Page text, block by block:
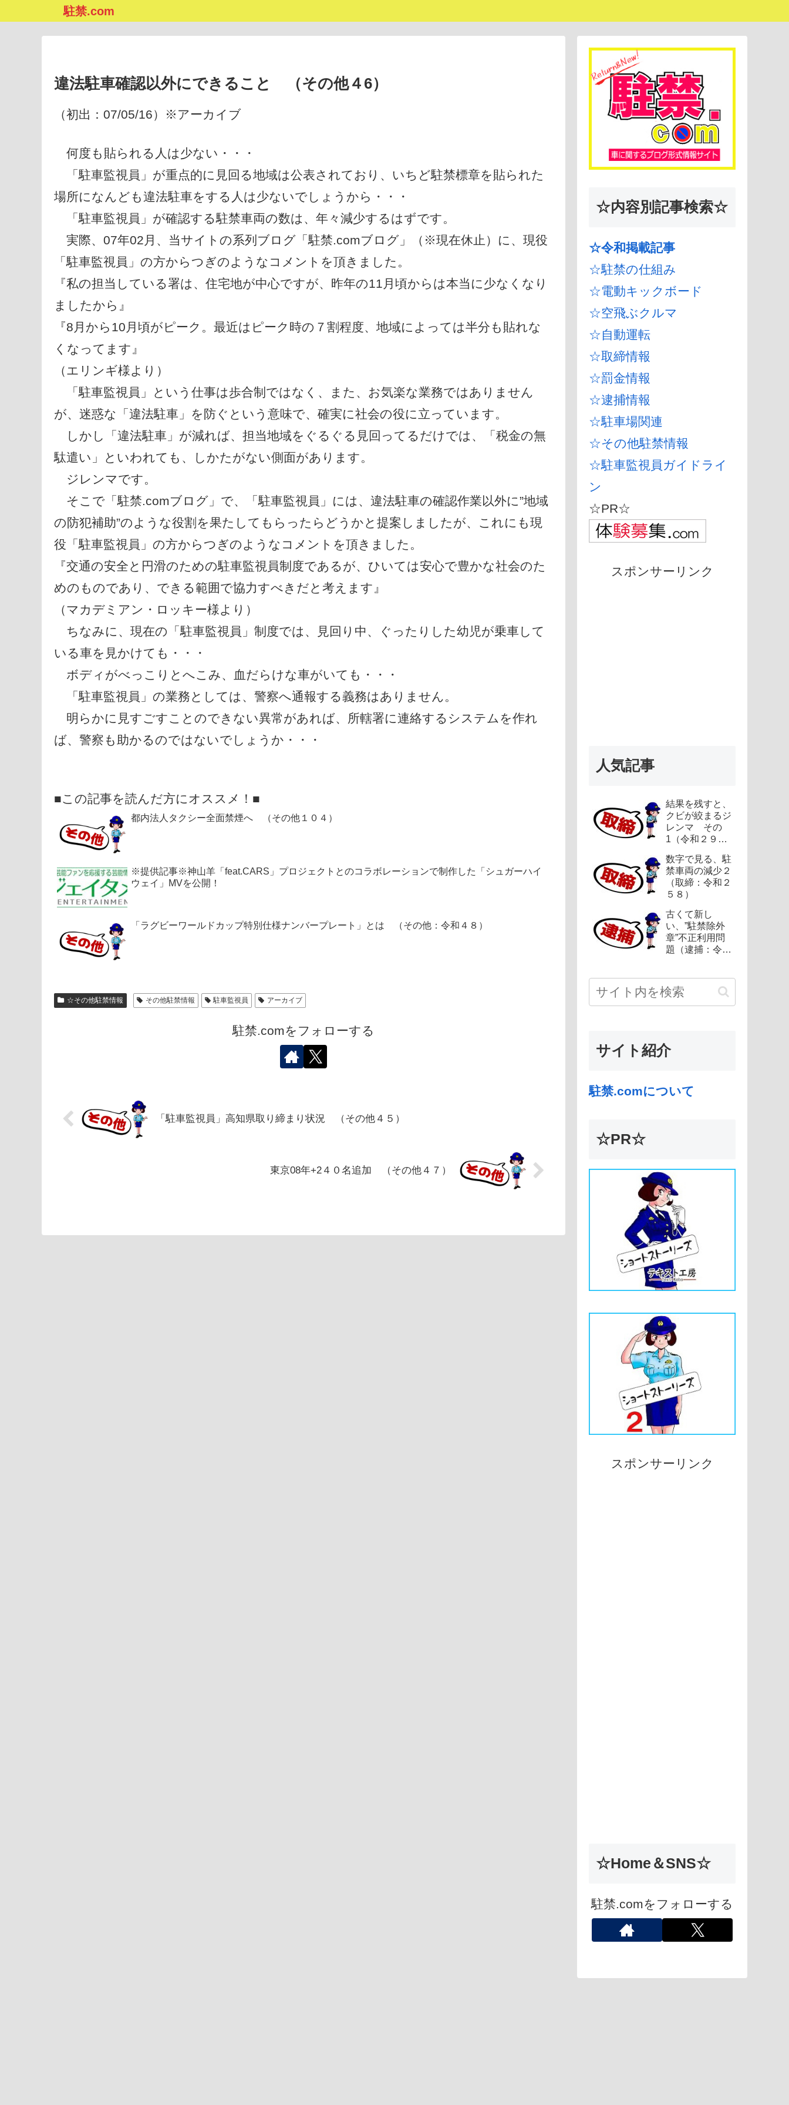
駐禁.com
違法駐車確認以外にできること （その他４6）
（初出：07/05/16）※アーカイブ
何度も貼られる人は少ない・・・
「駐車監視員」が重点的に見回る地域は公表されており、いちど駐禁標章を貼られた
場所になんども違法駐車をする人は少ないでしょうから・・・
「駐車監視員」が確認する駐禁車両の数は、年々減少するはずです。
実際、07年02月、当サイトの系列ブログ「駐禁.comブログ」（※現在休止）に、現役
「駐車監視員」の方からつぎのようなコメントを頂きました。
『私の担当している署は、住宅地が中心ですが、昨年の11月頃からは本当に少なくなり
ましたから』
『8月から10月頃がピーク。最近はピーク時の７割程度、地域によっては半分も貼れな
くなってます』
（エリンギ様より）
「駐車監視員」という仕事は歩合制ではなく、また、お気楽な業務ではありません
が、迷惑な「違法駐車」を防ぐという意味で、確実に社会の役に立っています。
しかし「違法駐車」が減れば、担当地域をぐるぐる見回ってるだけでは、「税金の無
駄遣い」といわれても、しかたがない側面があります。
ジレンマです。
そこで「駐禁.comブログ」で、「駐車監視員」には、違法駐車の確認作業以外に”地域
の防犯補助”のような役割を果たしてもらったらどうかと提案しましたが、これにも現
役「駐車監視員」の方からつぎのようなコメントを頂きました。
『交通の安全と円滑のための駐車監視員制度であるが、ひいては安心で豊かな社会のた
めのものであり、できる範囲で協力すべきだと考えます』
（マカデミアン・ロッキー様より）
ちなみに、現在の「駐車監視員」制度では、見回り中、ぐったりした幼児が乗車して
いる車を見かけても・・・
ボディがべっこりとへこみ、血だらけな車がいても・・・
「駐車監視員」の業務としては、警察へ通報する義務はありません。
明らかに見すごすことのできない異常があれば、所轄署に連絡するシステムを作れ
ば、警察も助かるのではないでしょうか・・・
■この記事を読んだ方にオススメ！■
都内法人タクシー全面禁煙へ （その他１０４）
※提供記事※神山羊「feat.CARS」プロジェクトとのコラボレーションで制作した「シュガーハイ
ウェイ」MVを公開！
「ラグビーワールドカップ特別仕様ナンバープレート」とは （その他：令和４８）
☆その他駐禁情報 その他駐禁情報 駐車監視員 アーカイブ
駐禁.comをフォローする
「駐車監視員」高知県取り締まり状況 （その他４５）
東京08年+2４０名追加 （その他４７）
☆内容別記事検索☆
☆令和掲載記事
☆駐禁の仕組み
☆電動キックボード
☆空飛ぶクルマ
☆自動運転
☆取締情報
☆罰金情報
☆逮捕情報
☆駐車場関連
☆その他駐禁情報
☆駐車監視員ガイドライ
ン
☆PR☆
スポンサーリンク
人気記事
結果を残すと、
クビが絞まるジ
レンマ その
1（令和２９
数字で見る、駐
禁車両の減少２
（取締：令和２
５８）
古くて新し
い、”駐禁除外
章”不正利用問
題（逮捕：令和
サイト紹介
駐禁.comについて
☆PR☆
スポンサーリンク
☆Home＆SNS☆
駐禁.comをフォローする